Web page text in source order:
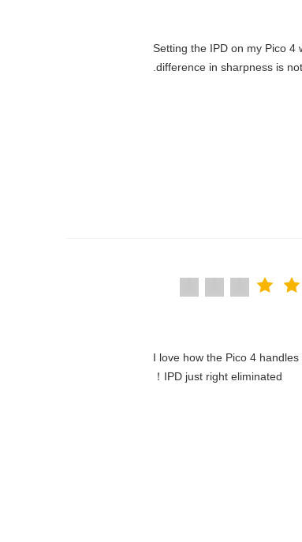
"Setting the IPD on my Pico
difference in sharpness is
"I love how the Pico 4
IPD just right eliminated！